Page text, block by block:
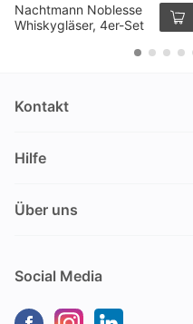
Nachtmann Noblesse
Whiskygläser, 4er-Set
Kontakt
Nüschelerstrasse 35
Schweiz
info@drinks.ch
9.00 – 12.00 und 13.30 – 17.00
Hilfe
Lieferung & Abholung
Zahlungsoptionen
Über uns
Über uns
Social Media